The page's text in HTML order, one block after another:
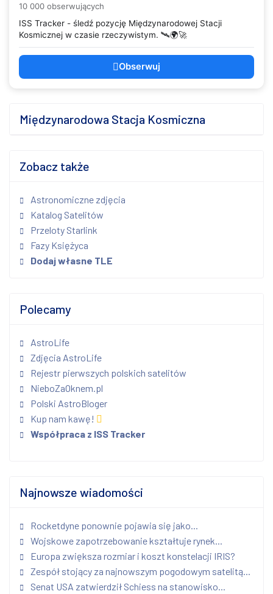
10 000 obserwujących
ISS Tracker - śledź pozycję Międzynarodowej Stacji
Kosmicznej w czasie rzeczywistym. 🛰️🌍🚀
Obserwuj
Międzynarodowa Stacja Kosmiczna
Zobacz także
Astronomiczne zdjęcia
Katalog Satelitów
Przeloty Starlink
Fazy Księżyca
Dodaj własne TLE
Polecamy
AstroLife
Zdjęcia AstroLife
Rejestr pierwszych polskich satelitów
NieboZaOknem.pl
Polski AstroBloger
Kup nam kawę!
Współpraca z ISS Tracker
Najnowsze wiadomości
Rocketdyne ponownie pojawia się jako...
Wojskowe zapotrzebowanie kształtuje rynek...
Europa zwiększa rozmiar i koszt konstelacji IRIS?
Zespół stojący za najnowszym pogodowym satelitą...
Senat USA zatwierdził Schiess na stanowisko...